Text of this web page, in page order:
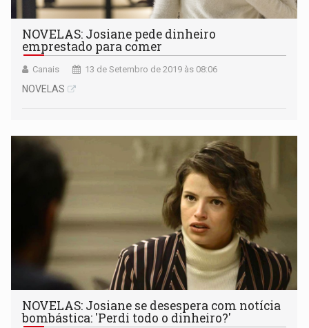
NOVELAS: Josiane pede dinheiro
emprestado para comer
Canais 13 de Setembro de 2019 às 08:06
NOVELAS
NOVELAS: Josiane se desespera com notícia
bombástica: 'Perdi todo o dinheiro?'